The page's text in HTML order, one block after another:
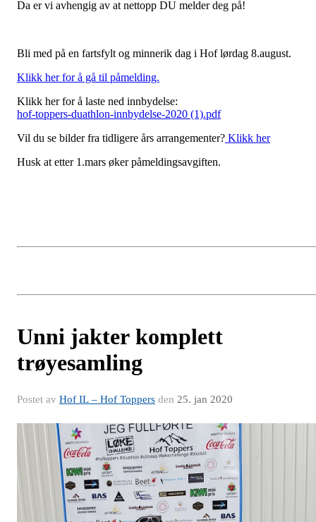
Da er vi avhengig av at nettopp DU melder deg på!
Bli med på en fartsfylt og minnerik dag i Hof lørdag 8.august.
Klikk her for å gå til påmelding.
Klikk her for å laste ned innbydelse:
hof-toppers-duathlon-innbydelse-2020 (1).pdf
Vil du se bilder fra tidligere års arrangementer? Klikk her
Husk at etter 1.mars øker påmeldingsavgiften.
Unni jakter komplett
trøyesamling
Postet av Hof IL – Hof Toppers den 25. jan 2020